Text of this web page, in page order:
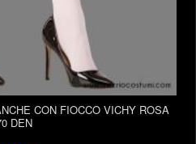
CON FIOCCO VICHY ROSA
DEN